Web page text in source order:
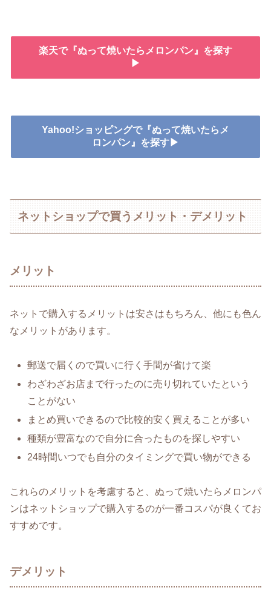
楽天で『ぬって焼いたらメロンパン』を探す
▶
Yahoo!ショッピングで『ぬって焼いたらメ
ロンパン』を探す▶
ネットショップで買うメリット・デメリット
メリット
ネットで購入するメリットは安さはもちろん、他にも色ん
なメリットがあります。
郵送で届くので買いに行く手間が省けて楽
わざわざお店まで行ったのに売り切れていたという
ことがない
まとめ買いできるので比較的安く買えることが多い
種類が豊富なので自分に合ったものを探しやすい
24時間いつでも自分のタイミングで買い物ができる
これらのメリットを考慮すると、ぬって焼いたらメロンパ
ンはネットショップで購入するのが一番コスパが良くてお
すすめです。
デメリット